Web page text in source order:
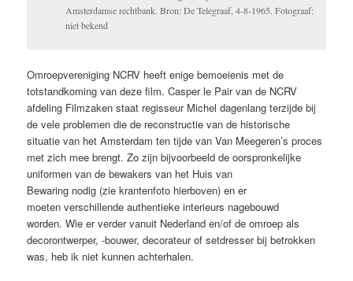
Amsterdamse rechtbank. Bron: De Telegraaf, 4-8-1965. Fotograaf:
niet bekend
Omroepvereniging NCRV heeft enige bemoeienis met de
totstandkoming van deze film. Casper le Pair van de NCRV
afdeling Filmzaken staat regisseur Michel dagenlang terzijde bij
de vele problemen die de reconstructie van de historische
situatie van het Amsterdam ten tijde van Van Meegeren’s proces
met zich mee brengt. Zo zijn bijvoorbeeld de oorspronkelijke
uniformen van de bewakers van het Huis van
Bewaring nodig (zie krantenfoto hierboven) en er
moeten verschillende authentieke interieurs nagebouwd
worden. Wie er verder vanuit Nederland en/of de omroep als
decorontwerper, -bouwer, decorateur of setdresser bij betrokken
was, heb ik niet kunnen achterhalen.